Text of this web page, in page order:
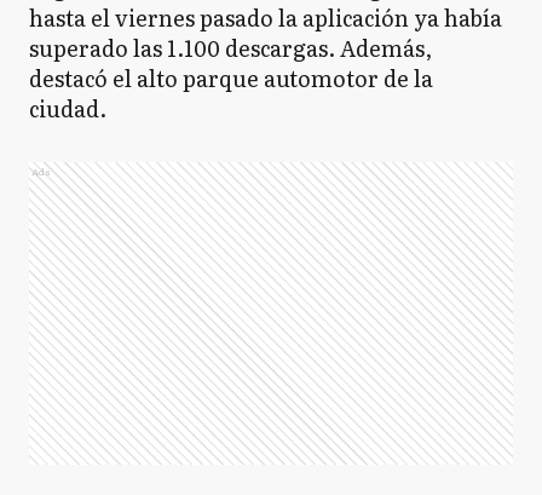
hasta el viernes pasado la aplicación ya había
superado las 1.100 descargas. Además,
destacó el alto parque automotor de la
ciudad.
Ads